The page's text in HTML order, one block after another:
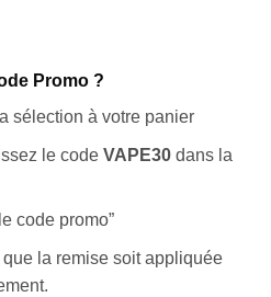
Promo ?
sélection à votre panier
le code VAPE30dans la
code promo”
la remise soit appliquée